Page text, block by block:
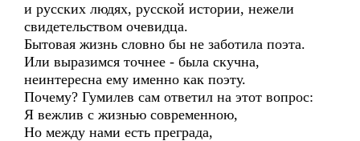
и русских людях, русской истории, нежели
свидетельством очевидца.
Бытовая жизнь словно бы не заботила поэта.
Или выразимся точнее - была скучна,
неинтересна ему именно как поэту.
Почему? Гумилев сам ответил на этот вопрос:
Я вежлив с жизнью современною,
Но между нами есть преграда,